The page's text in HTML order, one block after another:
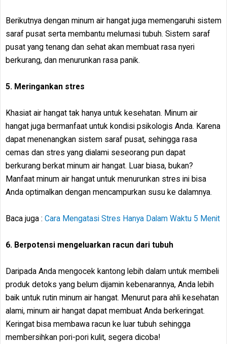
Berikutnya dengan minum air hangat juga memengaruhi sistem
saraf pusat serta membantu melumasi tubuh. Sistem saraf
pusat yang tenang dan sehat akan membuat rasa nyeri
berkurang, dan menurunkan rasa panik.
5. Meringankan stres
Khasiat air hangat tak hanya untuk kesehatan. Minum air
hangat juga bermanfaat untuk kondisi psikologis Anda. Karena
dapat menenangkan sistem saraf pusat, sehingga rasa
cemas dan stres yang dialami seseorang pun dapat
berkurang berkat minum air hangat. Luar biasa, bukan?
Manfaat minum air hangat untuk menurunkan stres ini bisa
Anda optimalkan dengan mencampurkan susu ke dalamnya.
Baca juga : Cara Mengatasi Stres Hanya Dalam Waktu 5 Menit
6. Berpotensi mengeluarkan racun dari tubuh
Daripada Anda mengocek kantong lebih dalam untuk membeli
produk detoks yang belum dijamin kebenarannya, Anda lebih
baik untuk rutin minum air hangat. Menurut para ahli kesehatan
alami, minum air hangat dapat membuat Anda berkeringat.
Keringat bisa membawa racun ke luar tubuh sehingga
membersihkan pori-pori kulit, segera dicoba!